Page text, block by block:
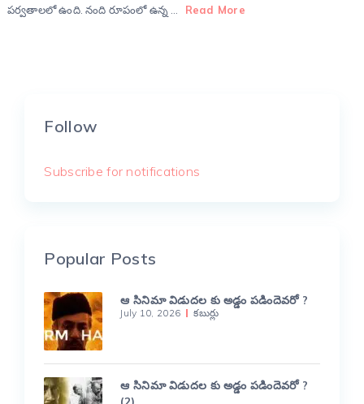
పర్వతాలలో ఉంది. నంది రూపంలో ఉన్న …
Read More
Follow
Subscribe for notifications
Popular Posts
ఆ సినిమా విడుదల కు అడ్డం పడిందెవరో ?
July 10, 2026 కబుర్లు
ఆ సినిమా విడుదల కు అడ్డం పడిందెవరో ?